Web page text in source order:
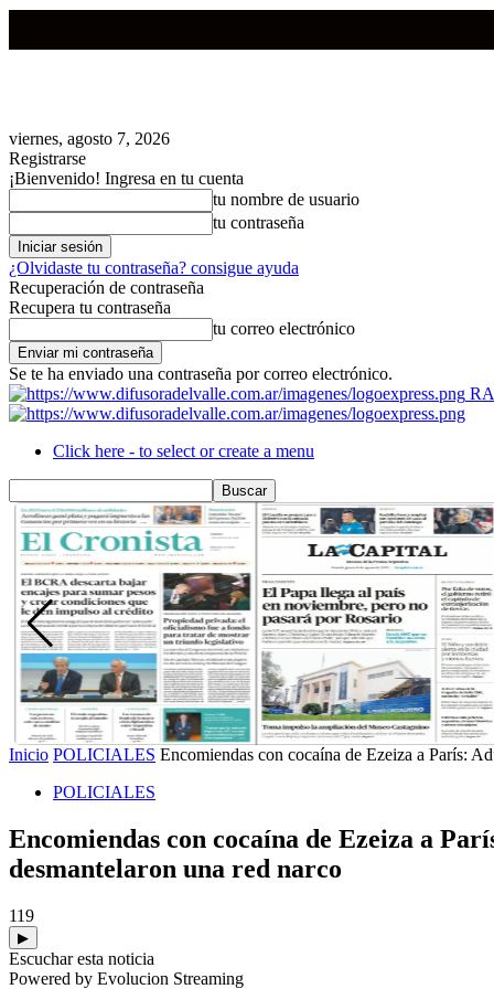
viernes, agosto 7, 2026
Registrarse
¡Bienvenido! Ingresa en tu cuenta
tu nombre de usuario
tu contraseña
¿Olvidaste tu contraseña? consigue ayuda
Recuperación de contraseña
Recupera tu contraseña
tu correo electrónico
Se te ha enviado una contraseña por correo electrónico.
Click here - to select or create a menu
Inicio POLICIALES Encomiendas con cocaína de Ezeiza a París:
POLICIALES
Encomiendas con cocaína de Ezeiza a
desmantelaron una red narco
119
▶
Escuchar esta noticia
Powered by Evolucion Streaming